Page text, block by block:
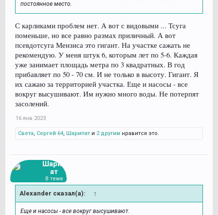
постоянное место.
С карликами проблем нет. А вот с видовыми ... Тсуга
поменьше, но все равно размах приличный. А вот
псевдотсуга Мензиса это гигант. На участке сажать не
рекомендую. У меня штук 6, которым лет по 5-6. Каждая
уже занимает площадь метра по 3 квадратных. В год
прибавляет по 50 - 70 см. И не только в высоту. Гигант. Я
их сажаю за территорией участка. Еще и насосы - все
вокруг высушивают. Им нужно много воды. Не потерпят
засолений.
16 янв 2023
Света, Сергей 64, Шарипат и 2 другим нравится это.
Шарип
ат
В теме
Alexander сказал(а): ↑
Еще и насосы - все вокруг высушивают.